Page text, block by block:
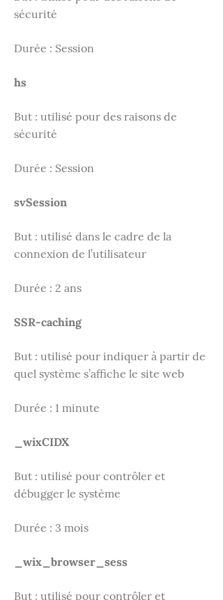
sécurité
Durée : Session
hs
But : utilisé pour des raisons de
sécurité
Durée : Session
svSession
But : utilisé dans le cadre de la
connexion de l’utilisateur
Durée : 2 ans
SSR-caching
But : utilisé pour indiquer à partir de
quel système s’affiche le site web
Durée : 1 minute
_wixCIDX
But : utilisé pour contrôler et
débugger le système
Durée : 3 mois
_wix_browser_sess
But : utilisé pour contrôler et